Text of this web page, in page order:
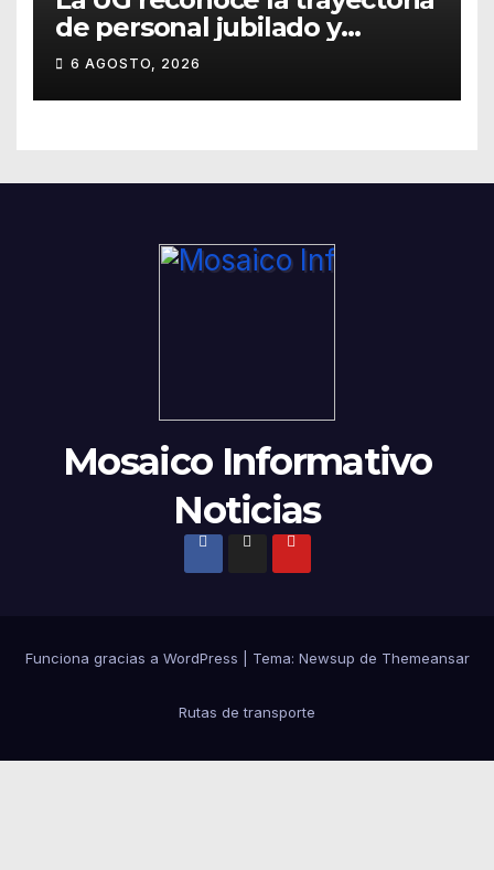
de personal jubilado y
agradece su legado
6 AGOSTO, 2026
Mosaico Informativo
Noticias
Funciona gracias a WordPress Tema: Newsup de Themeansar
Rutas de transporte